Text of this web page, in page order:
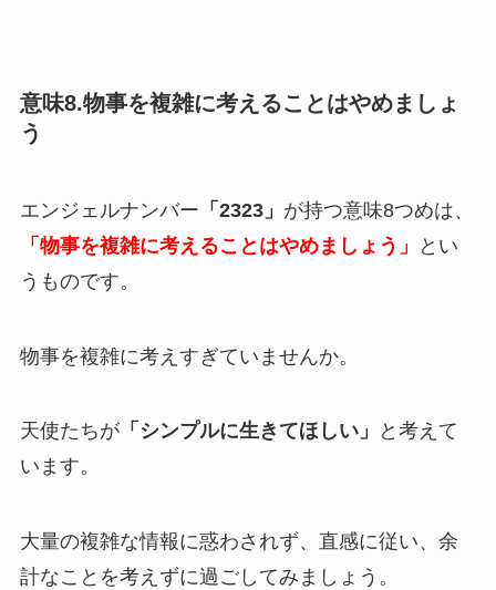
意味8.物事を複雑に考えることはやめましょ
う
エンジェルナンバー 「2323」 が持つ意味8つめは、
「物事を複雑に考えることはやめましょう」
とい
うものです。
物事を複雑に考えすぎていませんか。
天使たちが「シンプルに生きてほしい」
と考えて
います。
大量の複雑な情報に惑わされず、直感に従い、余
計なことを考えずに過ごしてみましょう。